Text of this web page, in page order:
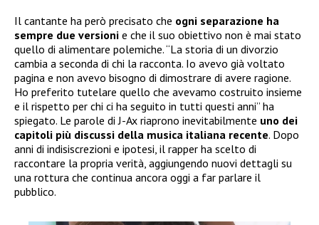
Il cantante ha però precisato che ogni separazione ha
sempre due versioni e che il suo obiettivo non è mai stato
quello di alimentare polemiche. “La storia di un divorzio
cambia a seconda di chi la racconta. Io avevo già voltato
pagina e non avevo bisogno di dimostrare di avere ragione.
Ho preferito tutelare quello che avevamo costruito insieme
e il rispetto per chi ci ha seguito in tutti questi anni” ha
spiegato. Le parole di J-Ax riaprono inevitabilmente uno dei
capitoli più discussi della musica italiana recente. Dopo
anni di indisiscrezioni e ipotesi, il rapper ha scelto di
raccontare la propria verità, aggiungendo nuovi dettagli su
una rottura che continua ancora oggi a far parlare il
pubblico.